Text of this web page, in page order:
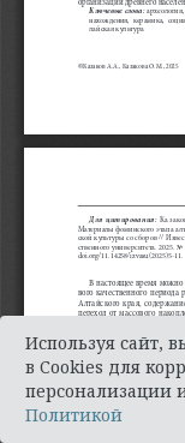
Используя сайт,
в Cookies для
персонализации
Политикой